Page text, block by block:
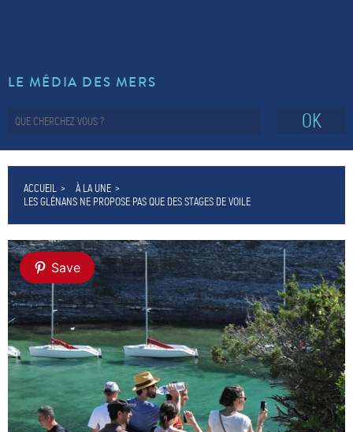
LE MÉDIA DES MERS
OK
ACCUEIL
À LA UNE
LES GLÉNANS NE PROPOSE PAS QUE DES STAGES DE VOILE
Save